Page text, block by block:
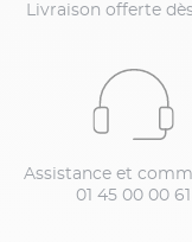
Livraison offerte
Assistance et
01 45 00 00 61